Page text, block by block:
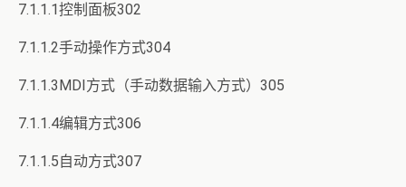
7.1.1.1控制面板302
7.1.1.2手动操作方式304
7.1.1.3MDI方式（手动数据输入方式）305
7.1.1.4编辑方式306
7.1.1.5自动方式307